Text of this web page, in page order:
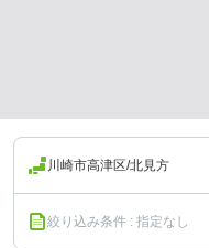
川崎市高津区/北見方
絞り込み条件 : 指定なし